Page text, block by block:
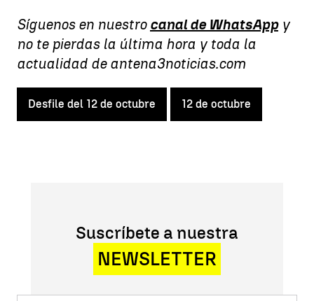
Síguenos en nuestro canal de WhatsAppy
no te pierdas la última hora y toda la
actualidad de antena3noticias.com
Desfile del 12 de octubre 12 de octubre
Suscríbete a nuestra
NEWSLETTER